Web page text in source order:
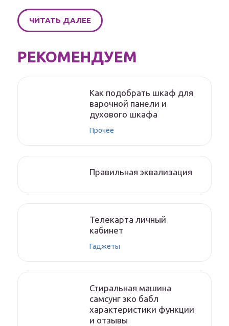
ЧИТАТЬ ДАЛЕЕ
РЕКОМЕНДУЕМ
Как подобрать шкаф для
варочной панели и
духового шкафа
Прочее
Правильная эквализация
Телекарта личный
кабинет
Гаджеты
Стиральная машина
самсунг эко бабл
характеристики функции
и отзывы